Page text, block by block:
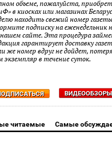
объеме, пожалуйста,
в киосках или магазинах
находить свежий номер
подписку на еженедельник
сайте. Эта процедура
гарантирует доставку
же номер вдруг не дойдет,
экземпляр в течение суток.
читаемые Самые